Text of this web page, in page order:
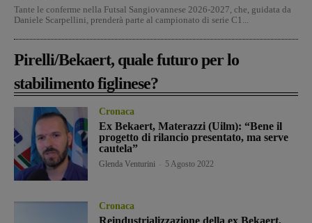
Tante le conferme nella Futsal Sangiovannese 2026-2027, che, guidata da
Daniele Scarpellini, prenderà parte al campionato di serie C1...
Pirelli/Bekaert, quale futuro per lo
stabilimento figlinese?
Cronaca
Ex Bekaert, Materazzi (Uilm): “Bene il
progetto di rilancio presentato, ma serve
cautela”
Glenda Venturini 5 Agosto 2022
Cronaca
Reindustrializzazione della ex Bekaert,